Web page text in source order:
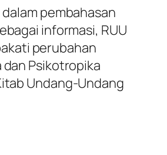
pembahasan
informasi, RUU
perubahan
Psikotropika
Undang-Undang